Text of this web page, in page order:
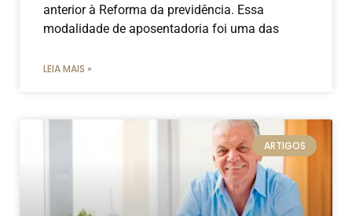
anterior à Reforma da previdência. Essa
modalidade de aposentadoria foi uma das
LEIA MAIS »
ARTIGOS